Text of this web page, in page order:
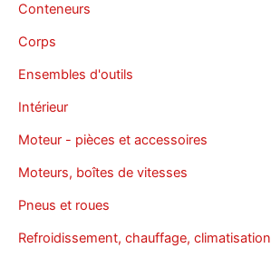
Conteneurs
Corps
Ensembles d'outils
Intérieur
Moteur - pièces et accessoires
Moteurs, boîtes de vitesses
Pneus et roues
Refroidissement, chauffage, climatisation